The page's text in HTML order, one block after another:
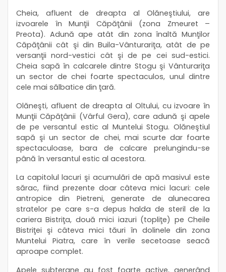
Cheia, afluent de dreapta al Olăneştiului, are
izvoarele în Munţii Căpăţânii (zona Zmeuret –
Preota). Adună ape atât din zona înaltă Munţilor
Căpăţânii cât şi din Buila-Vânturariţa, atât de pe
versanţii nord-vestici cât şi de pe cei sud-estici.
Cheia sapă în calcarele dintre Stogu şi Vânturariţa
un sector de chei foarte spectaculos, unul dintre
cele mai sălbatice din ţară.
Olăneşti, afluent de dreapta al Oltului, cu izvoare în
Munţii Căpăţânii (Vârful Gera), care adună şi apele
de pe versantul estic al Muntelui Stogu. Olăneştiul
sapă şi un sector de chei, mai scurte dar foarte
spectaculoase, bara de calcare prelungindu-se
până în versantul estic al acestora.
La capitolul lacuri şi acumulări de apă masivul este
sărac, fiind prezente doar câteva mici lacuri: cele
antropice din Pietreni, generate de alunecarea
stratelor pe care s-a depus halda de steril de la
cariera Bistriţa, două mici iazuri (topliţe) pe Cheile
Bistriţei şi câteva mici tăuri în dolinele din zona
Muntelui Piatra, care în verile secetoase seacă
aproape complet.
Apele subterane au fost foarte active, generând